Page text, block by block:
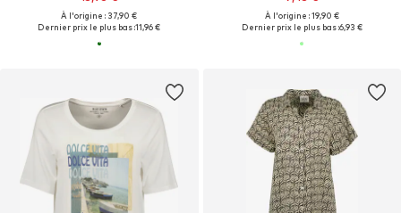
À l'origine : 37,90 €
Dernier prix le plus bas :11,96 €
À l'origine : 19,90 €
Dernier prix le plus bas :6,93 €